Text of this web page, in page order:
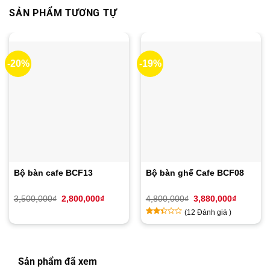
SẢN PHẨM TƯƠNG TỰ
-20%
Bộ bàn cafe BCF13
3,500,000₫ Giá
3,500,000₫.
2,800,000₫Giá
là:
-19%
Bộ bàn ghế Cafe BCF08
4,800,000₫ Giá
là:
4,800,000₫.
3,880,000₫Giá
là:
2.25
12
(12 Đánh giá )
Sản phẩm đã xem